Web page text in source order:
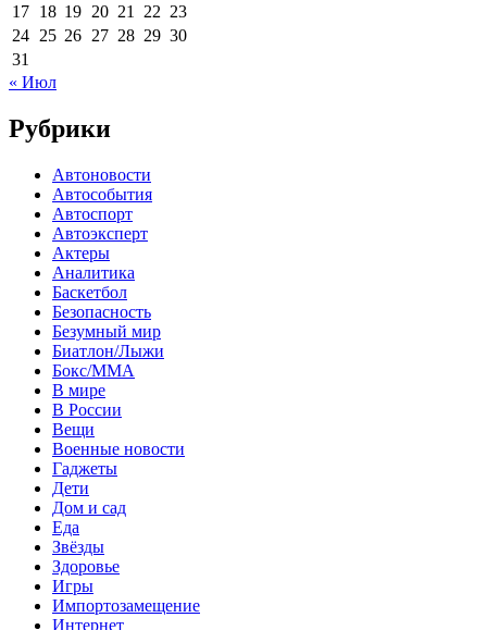
17 18 19 20 21 22 23
24 25 26 27 28 29 30
31
« Июл
Рубрики
Автоновости
Автособытия
Автоспорт
Автоэксперт
Актеры
Аналитика
Баскетбол
Безопасность
Безумный мир
Биатлон/Лыжи
Бокс/MMA
В мире
В России
Вещи
Военные новости
Гаджеты
Дети
Дом и сад
Еда
Звёзды
Здоровье
Игры
Импортозамещение
Интернет